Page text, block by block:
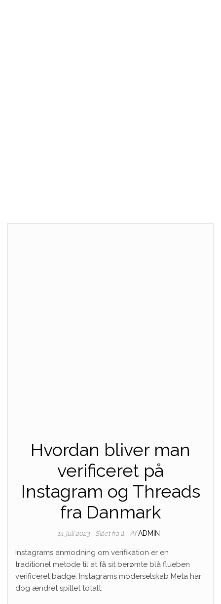
Hvordan bliver man
verificeret på
Instagram og Threads
fra Danmark
14. juli 2023 Slået fra Af ADMIN
Instagrams anmodning om verifikation er en
traditionel metode til at få sit berømte blå flueben
verificeret badge. Instagrams moderselskab Meta har
dog ændret spillet totalt.